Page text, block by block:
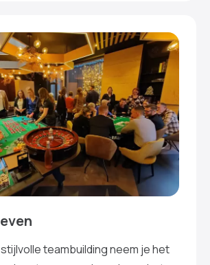
teambuilding neem je het